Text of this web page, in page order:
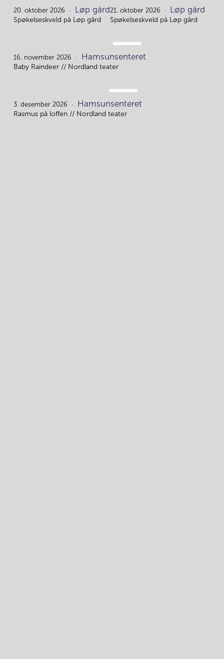
20.
20. oktober 2026 Løp gård
Spøkelseskveld på Løp gård
21.
21. oktober 2026 Løp gård
Spøkelseskveld på Løp gård
16.
16. november 2026 Hamsunsenteret
Baby Raindeer // Nordland teater
3.
3. desember 2026 Hamsunsenteret
Rasmus på loffen // Nordland teater